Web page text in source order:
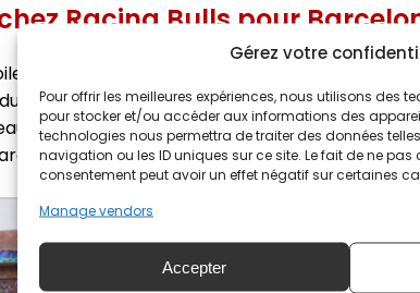
Gérez votre
Pour offrir les meilleures expériences, nous utilisons des
pour stocker et/ou accéder aux informations des
technologies nous permettra de traiter des données
navigation ou les ID uniques sur ce site. Le fait de ne pas
consentement peut avoir un effet négatif sur certaines
Manage vendors
Accepter
Racing Bulls pour
sur une livrée audacieuse, presque
Grand Prix de Barcelone‑Catalogne.
look de la VCARB 03 fait écho au lancement
ville où le football est une religion